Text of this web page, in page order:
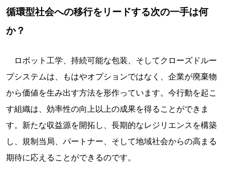
循環型社会への移行をリードする次の一手は何
か？
ロボット工学、持続可能な包装、そしてクローズドルー
プシステムは、もはやオプションではなく、企業が廃棄物
から価値を生み出す方法を形作っています。今行動を起こ
す組織は、効率性の向上以上の成果を得ることができま
す。新たな収益源を開拓し、長期的なレジリエンスを構築
し、規制当局、パートナー、そして地域社会からの高まる
期待に応えることができるのです。